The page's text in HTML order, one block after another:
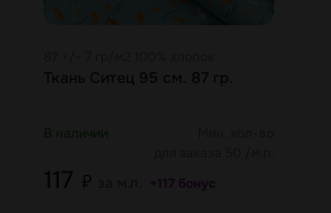
В наличии